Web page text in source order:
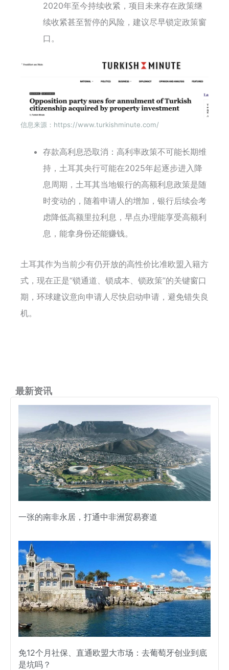
2020年至今持续收紧，项目未来存在政策继
续收紧甚至暂停的风险，建议尽早锁定政策窗
口。
信息来源：https://www.turkishminute.com/
存款高利息恐取消：高利率政策不可能长期维
持，土耳其央行可能在2025年起逐步进入降
息周期，土耳其当地银行的高额利息政策是随
时变动的，随着申请人的增加，银行后续会考
虑降低高额里拉利息，早点办理能享受高额利
息，能拿身份还能赚钱。
土耳其作为当前少有仍开放的高性价比准欧盟入籍方
式，现在正是“锁通道、锁成本、锁政策”的关键窗口
期，环球建议意向申请人尽快启动申请，避免错失良
机。
最新资讯
一张的南非永居，打通中非洲贸易赛道
免12个月社保、直通欧盟大市场：去葡萄牙创业到底
是坑吗？